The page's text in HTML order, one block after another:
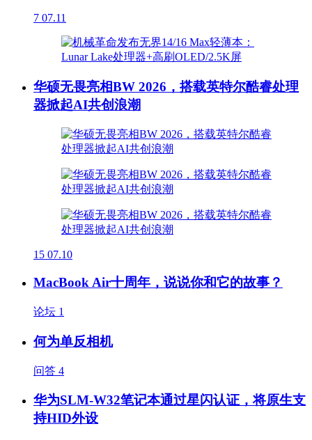
7 07.11
华硕无畏亮相BW 2026，搭载英特尔酷睿处理
器掀起AI共创浪潮
15 07.10
MacBook Air十周年，说说你和它的故事？
论坛 1
何为单反相机
问答 4
华为SLM-W32笔记本通过星闪认证，将原生支
持HID外设